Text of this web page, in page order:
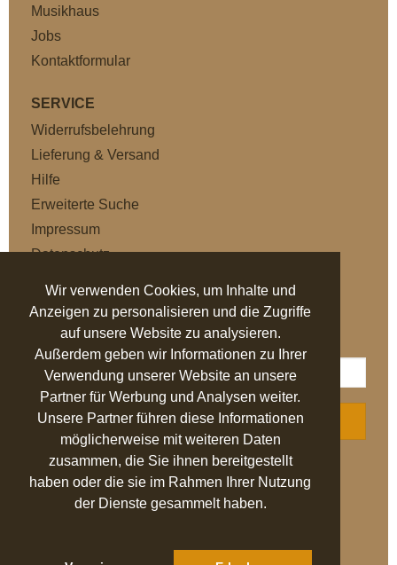
Wir verwenden Cookies, um Inhalte und
Anzeigen zu personalisieren und die Zugriffe
auf unsere Website zu analysieren.
Außerdem geben wir Informationen zu Ihrer
Verwendung unserer Website an unsere
Partner für Werbung und Analysen weiter.
Unsere Partner führen diese Informationen
möglicherweise mit weiteren Daten
zusammen, die Sie ihnen bereitgestellt
haben oder die sie im Rahmen Ihrer Nutzung
der Dienste gesammelt haben.
Musikhaus
Jobs
Kontaktformular
SERVICE
Widerrufsbelehrung
Lieferung & Versand
Hilfe
Erweiterte Suche
Impressum
Datenschutz
NEWSLETTER
ABONNIEREN
SEHR GUT
idealo.de, trustedshops.de